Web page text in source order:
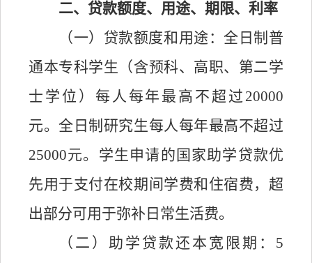
二、贷款额度、用途、期限、利率
（一）贷款额度和用途：全日制普
通本专科学生（含预科、高职、第二学
士学位）每人每年最高不超过 20000
元。全日制研究生每人每年最高不超过
25000元。学生申请的国家助学贷款优
先用于支付在校期间学费和住宿费，超
出部分可用于弥补日常生活费。
（二）助学贷款还本宽限期： 5